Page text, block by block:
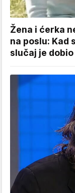
Žena i ćerka
na poslu: Kad
slučaj je